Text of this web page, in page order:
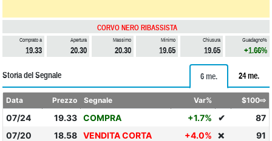
CORVO NERO RIBASSISTA
Comprato a
19.33
Apertura
20.30
Massimo
20.30
Minimo
19.65
Chiusura
19.65
Guadagno%
+1.66%
Storia del Segnale 6 me. 24 me.
Data Prezzo Segnale Var% $100⇨
07/24 19.33 COMPRA +1.7% ✔
87
07/20
18.58 VENDITA CORTA +4.0% ❌
91